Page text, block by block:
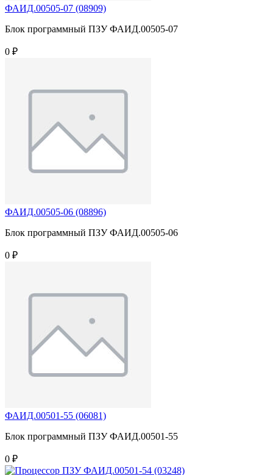
ФАИД.00505-07 (08909)
Блок программный ПЗУ ФАИД.00505-07
0 ₽
ФАИД.00505-06 (08896)
Блок программный ПЗУ ФАИД.00505-06
0 ₽
ФАИД.00501-55 (06081)
Блок программный ПЗУ ФАИД.00501-55
0 ₽